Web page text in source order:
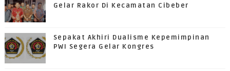
Gelar Rakor Di Kecamatan Cibeber
Sepakat Akhiri Dualisme Kepemimpinan
PWI Segera Gelar Kongres